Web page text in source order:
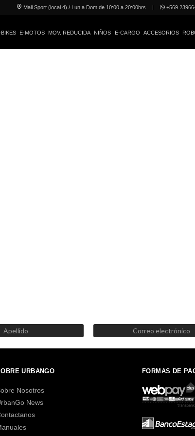
Mall Sport (local 4) / Lun a Dom de 10:00 a 20:00hrs | +569
BIKES E-MOTOS MOV. REDUCIDA NIÑOS E-CARGO ACCESORIOS
URBANGO
Nosotros
News
FORMAS DE